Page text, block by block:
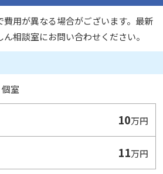
用が異なる場合がございます。最新
相談室にお問い合わせください。
個室
10万円
11万円